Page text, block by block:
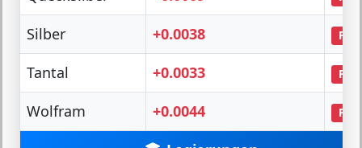
Silber +0.0038 PTC
Tantal +0.0033 PTC
Wolfram +0.0044 PTC